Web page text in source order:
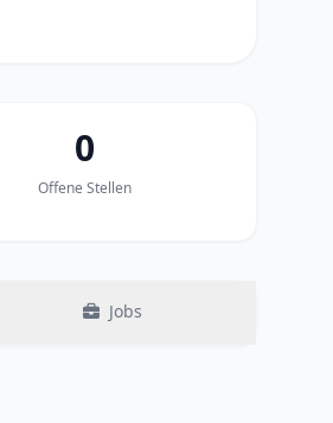
0
Offene Stellen
Jobs